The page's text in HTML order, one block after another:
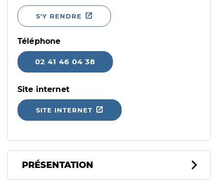
S'Y RENDRE
Téléphone
02 41 46 04 38
Site internet
SITE INTERNET
PRÉSENTATION